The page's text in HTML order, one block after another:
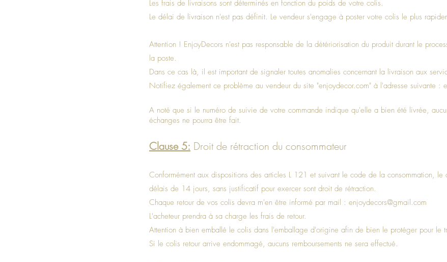
Les frais de livraisons sont déterminés en fonction du poids de votre colis.
Le délai de livraison n'est pas définit. Le vendeur s'engage à poster votre colis le plus
Attention ! EnjoyDecors n'est pas responsable de la détériorisation du produit durant le
la poste.
Dans ce cas là, il est important de signaler toutes anomalies concernant la livraison aux
Notifiez également ce problème au vendeur du site "enjoydecor.com" à l'adresse suivante :
A noté que si le numéro de suivie de votre commande indique qu'elle a bien été livrée,
échanges ne pourra être fait.
Clause 5: Droit de rétraction du consommateur
Conformément aux dispositions des articles L 121 et suivant le code de la consommation, le
délais de 14 jours, sans justificatif pour exercer sont droit de rétraction.
Chaque retour de vos colis devra m'en être informé par mail : enjoydecors@gmail.com
L'acheteur prendra à sa charge les frais de retour.
Attention à bien emballé le colis dans l'emballage d'origine afin de bien le protéger pour le
Si le colis retour arrive endommagé, aucuns remboursements ne sera effectué.